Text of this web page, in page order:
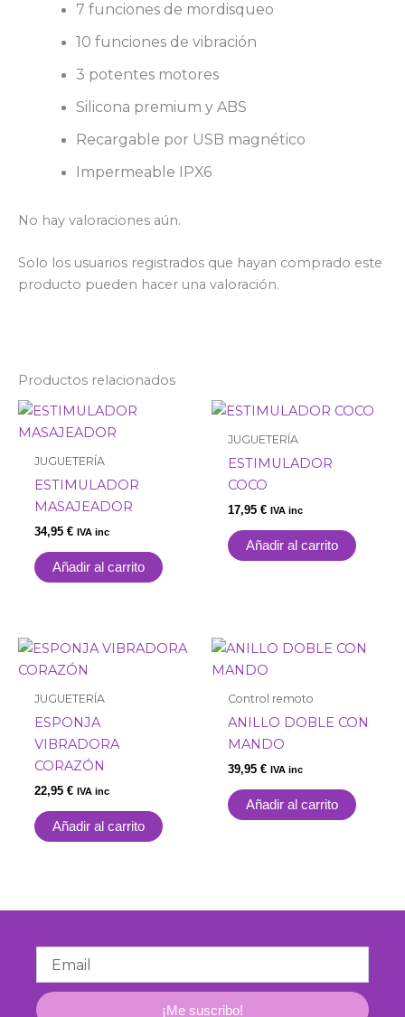
7 funciones de mordisqueo
10 funciones de vibración
3 potentes motores
Silicona premium y ABS
Recargable por USB magnético
Impermeable IPX6
No hay valoraciones aún.
Solo los usuarios registrados que hayan comprado este
producto pueden hacer una valoración.
Productos relacionados
JUGUETERÍA
ESTIMULADOR
MASAJEADOR
34,95 € IVA inc
Añadir al carrito
JUGUETERÍA
ESTIMULADOR
COCO
17,95 € IVA inc
Añadir al carrito
JUGUETERÍA
ESPONJA
VIBRADORA
CORAZÓN
22,95 € IVA inc
Añadir al carrito
Control remoto
ANILLO DOBLE CON
MANDO
39,95 € IVA inc
Añadir al carrito
¡Me suscribo!